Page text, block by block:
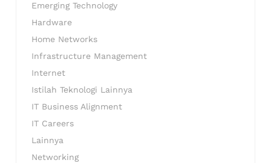
Emerging Technology
Hardware
Home Networks
Infrastructure Management
Internet
Istilah Teknologi Lainnya
IT Business Alignment
IT Careers
Lainnya
Networking